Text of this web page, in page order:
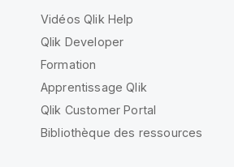
Vidéos Qlik Help
Qlik Developer
Formation
Apprentissage Qlik
Qlik Customer Portal
Bibliothèque des ressources